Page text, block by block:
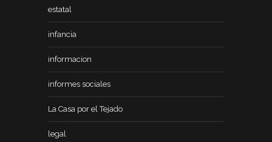
estatal
infancia
informacion
informes sociales
La Casa por el Tejado
legal